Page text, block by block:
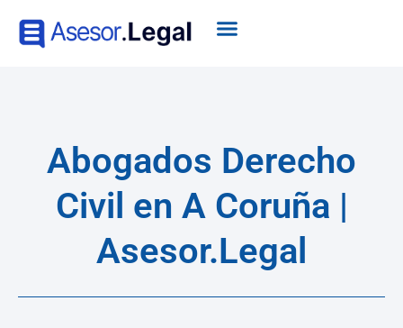
Abogados Derecho
Civil en A Coruña |
Asesor.Legal